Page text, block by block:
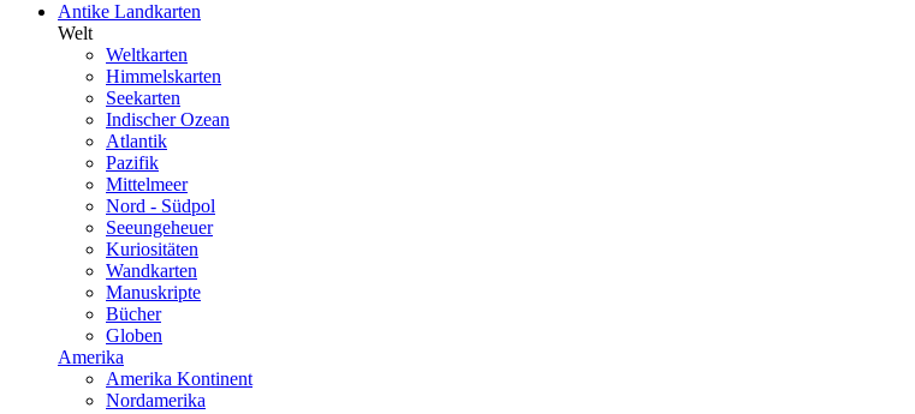
Antike Landkarten
Welt
Weltkarten
Himmelskarten
Seekarten
Indischer Ozean
Atlantik
Pazifik
Mittelmeer
Nord - Südpol
Seeungeheuer
Kuriositäten
Wandkarten
Manuskripte
Bücher
Globen
Amerika
Amerika Kontinent
Nordamerika